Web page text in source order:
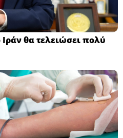
θα τελειώσει πολύ